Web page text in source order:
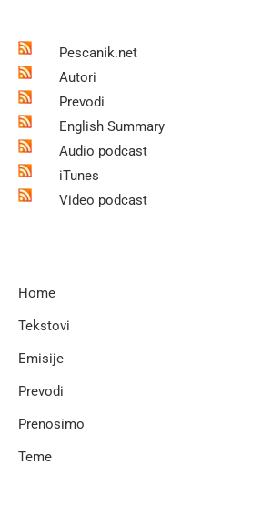
Pescanik.net
Autori
Prevodi
English Summary
Audio podcast
iTunes
Video podcast
Home
Tekstovi
Emisije
Prevodi
Prenosimo
Teme